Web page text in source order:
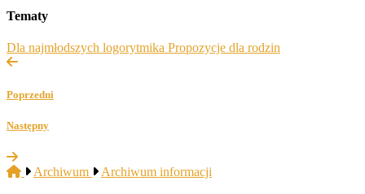
Tematy
Dla najmłodszych logorytmika Propozycje dla rodzin
Poprzedni
Następny
Archiwum Archiwum informacji